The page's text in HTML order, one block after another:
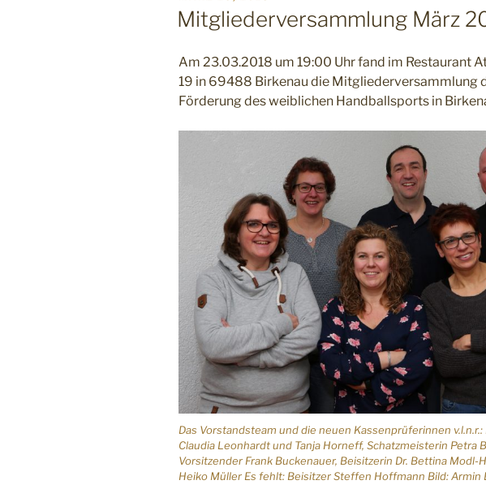
AM
Mitgliederversammlung März
Am 23.03.2018 um 19:00 Uhr fand im Restaurant
19 in 69488 Birkenau die Mitgliederversammlung
Förderung des weiblichen Handballsports in
Das Vorstandsteam und die neuen Kassenprüferinnen
Claudia Leonhardt und Tanja Horneff, Schatzmeisterin Petra
Vorsitzender Frank Buckenauer, Beisitzerin Dr. Bettina
Heiko Müller Es fehlt: Beisitzer Steffen Hoffmann Bild: Armin